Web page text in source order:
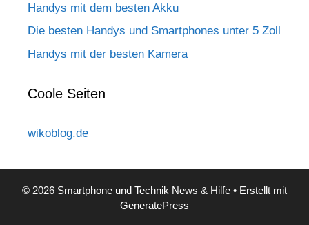
Handys mit dem besten Akku
Die besten Handys und Smartphones unter 5 Zoll
Handys mit der besten Kamera
Coole Seiten
wikoblog.de
© 2026 Smartphone und Technik News & Hilfe • Erstellt mit
GeneratePress